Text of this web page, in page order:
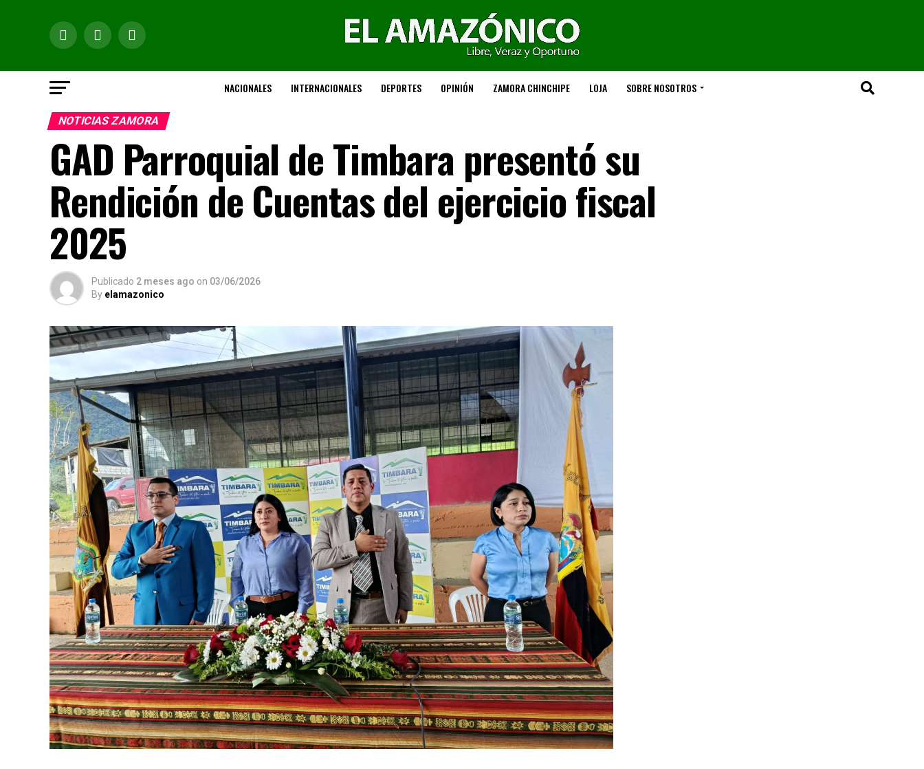
NACIONALES INTERNACIONALES DEPORTES OPINIÓN ZAMORA CHINCHIPE LOJA SOBRE NOSOTROS
NOTICIAS ZAMORA
GAD Parroquial de Timbara presentó su
Rendición de Cuentas del ejercicio fiscal
2025
Publicado 2 meses ago on 03/06/2026
By elamazonico